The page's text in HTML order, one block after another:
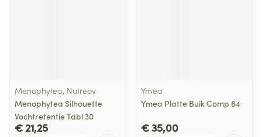
Menophytea, Nutreov
Menophytea Silhouette
Vochtretentie Tabl 30
€ 21,25
Ymea
Ymea Platte Buik Comp 64
€ 35,00